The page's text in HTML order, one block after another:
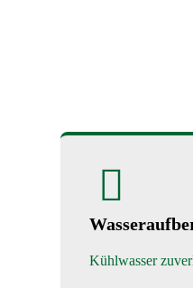
Kühlwasser